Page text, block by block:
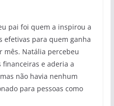
pai foi quem a inspirou a
efetivas para quem ganha
mês. Natália percebeu
e aderia a
não havia nenhum
para pessoas como